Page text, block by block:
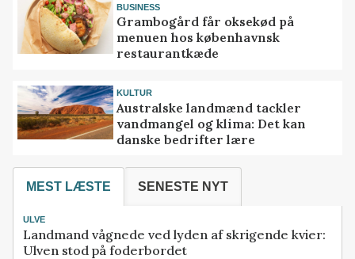
BUSINESS
Grambogård får oksekød på
menuen hos københavnsk
restaurantkæde
KULTUR
Australske landmænd tackler
vandmangel og klima: Det kan
danske bedrifter lære
MEST LÆSTE SENESTE NYT
ULVE
Landmand vågnede ved lyden af skrigende kvier:
Ulven stod på foderbordet